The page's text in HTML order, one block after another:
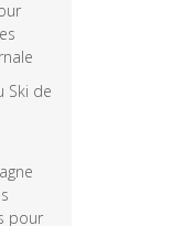
Ski de
pour